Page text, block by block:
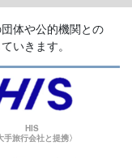
体や公的機関との
いきます。
HIS
手旅行会社と提携〉